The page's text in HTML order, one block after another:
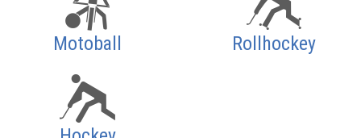
Motoball Rollhockey